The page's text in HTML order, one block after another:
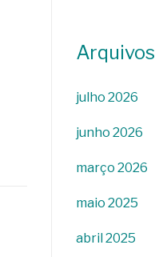
Arquivos
julho 2026
junho 2026
março 2026
maio 2025
abril 2025